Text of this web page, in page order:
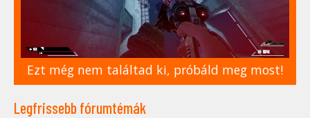
Ezt még nem találtad ki, próbáld meg most!
Legfrissebb fórumtémák